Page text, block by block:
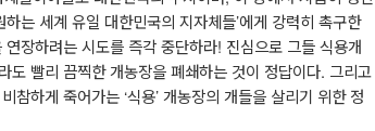
하는 세계 유일 대한민국의 지자체들’에게 강력히 촉구한
장하려는 시도를 즉각 중단하라! 진심으로 그들 식용개
도 빨리 끔찍한 개농장을 폐쇄하는 것이 정답이다. 그리고
참하게 죽어가는 ‘식용’개농장의 개들을 살리기 위한 정